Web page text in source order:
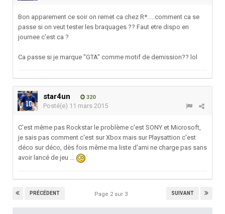
Bon apparement ce soir on remet ca chez R*.....comment ca se
passe si on veut tester les braquages ?? Faut etre dispo en
journee c'est ca ?
Ca passe si je marque "GTA" comme motif de demission?? lol
star4un 320
Posté(e) 11 mars 2015
C'est même pas Rockstar le problème c'est SONY et Microsoft,
je sais pas comment c'est sur Xbox mais sur Playsattion c'est
déco sur déco, dès fois même ma liste d'ami ne charge pas sans
avoir lancé de jeu ...
PRÉCÉDENT SUIVANT
Page 2 sur 3